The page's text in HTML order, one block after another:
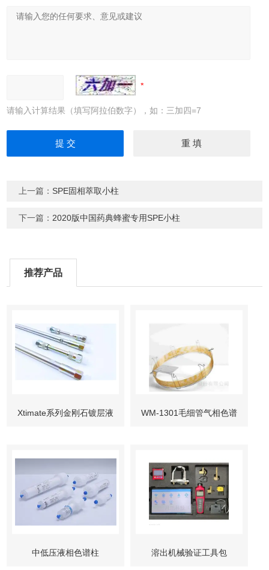
请输入计算结果（填写阿拉伯数字），如：三加四=7
上一篇： SPE固相萃取小柱
下一篇： 2020版中国药典蜂蜜专用SPE小柱
推荐产品
Xtimate系列金刚石镀层液 WM-1301毛细管气相色谱
中低压液相色谱柱 溶出机械验证工具包